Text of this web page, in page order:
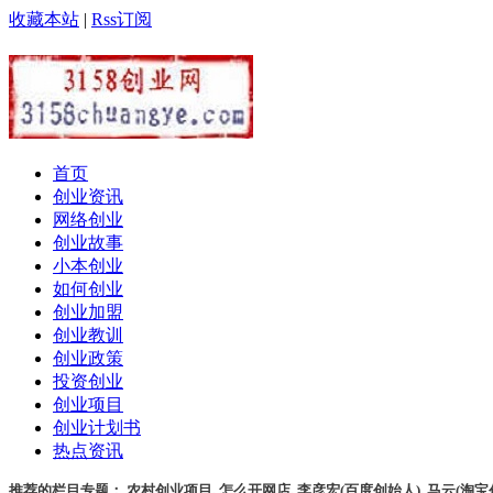
收藏本站 | Rss订阅
首页
创业资讯
网络创业
创业故事
小本创业
如何创业
创业加盟
创业教训
创业政策
投资创业
创业项目
创业计划书
热点资讯